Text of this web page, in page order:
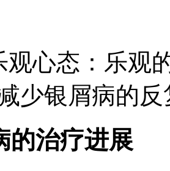
观心态：乐观
少银屑病的反
的治疗进展